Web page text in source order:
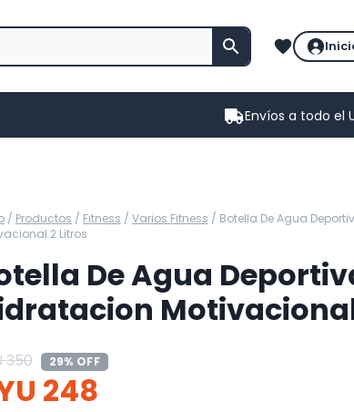
Envíos a todo el
/ Productos / Fitness / Varios Fitness / Botella De Agua
2 Litros
De Agua
350 29% OFF
248